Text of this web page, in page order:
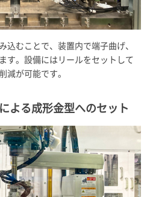
むことで、装置内で端子曲げ、
す。設備にはリールをセットして
減が可能です。
よる成形金型へのセット